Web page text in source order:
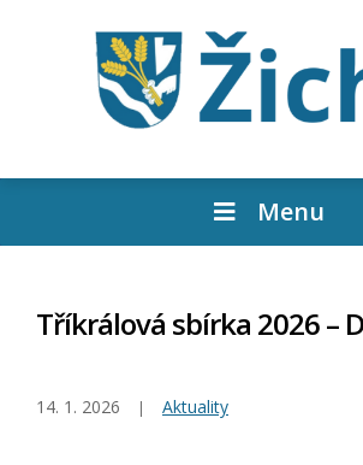
Menu
Tříkrálová sbírka 2026 –
14. 1. 2026 Aktuality